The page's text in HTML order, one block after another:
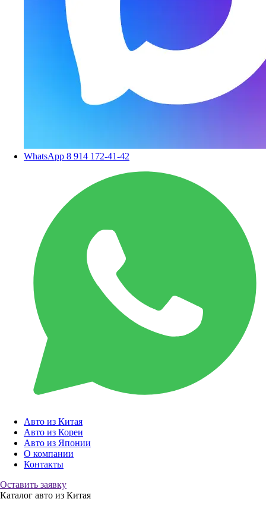
WhatsApp 8 914 172-41-42
Авто из Китая
Авто из Кореи
Авто из Японии
О компании
Контакты
Оставить заявку
Каталог авто из Китая